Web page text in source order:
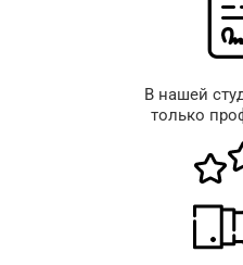
В нашей
только